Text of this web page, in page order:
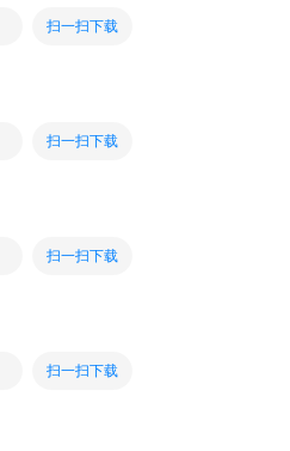
扫一扫下载
扫一扫下载
扫一扫下载
扫一扫下载